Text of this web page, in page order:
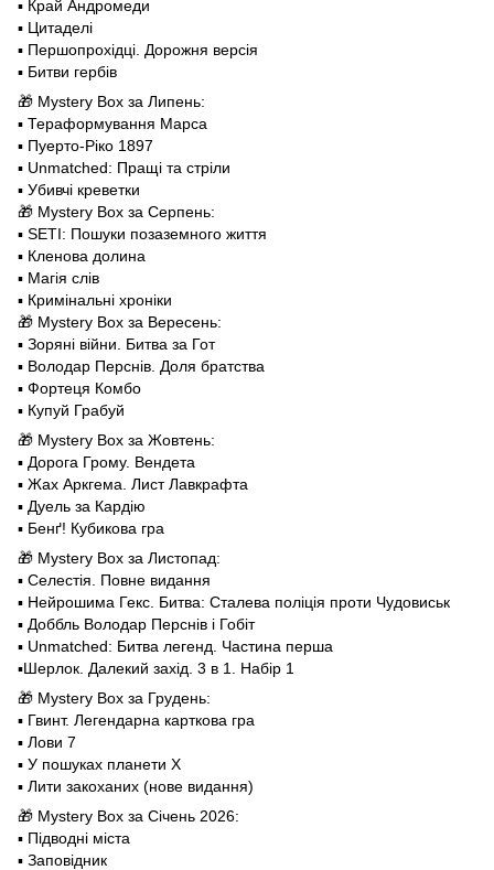
▪️ Край Андромеди
▪️ Цитаделі
▪️ Першопрохідці. Дорожня версія
▪️ Битви гербів
🎁 Mystery Box за Липень:
▪️ Тераформування Марса
▪️ Пуерто-Ріко 1897
▪️ Unmatched: Пращі та стріли
▪️ Убивчі креветки
🎁 Mystery Box за Серпень:
▪️ SETI: Пошуки позаземного життя
▪️ Кленова долина
▪️ Магія слів
▪️ Кримінальні хроніки
🎁 Mystery Box за Вересень:
▪️ Зоряні війни. Битва за Гот
▪️ Володар Перснів. Доля братства
▪️ Фортеця Комбо
▪️ Купуй Грабуй
🎁 Mystery Box за Жовтень:
▪️ Дорога Грому. Вендета
▪️ Жах Аркгема. Лист Лавкрафта
▪️ Дуель за Кардію
▪️ Бенґ! Кубикова гра
🎁 Mystery Box за Листопад:
▪️ Селестія. Повне видання
▪️ Нейрошима Гекс. Битва: Сталева поліція проти Чудовиськ
▪️ Доббль Володар Перснів і Гобіт
▪️ Unmatched: Битва легенд. Частина перша
▪️Шерлок. Далекий захід. 3 в 1. Набір 1
🎁 Mystery Box за Грудень:
▪️ Гвинт. Легендарна карткова гра
▪️ Лови 7
▪️ У пошуках планети X
▪️ Лити закоханих (нове видання)
🎁 Mystery Box за Січень 2026:
▪️ Підводні міста
▪️ Заповідник